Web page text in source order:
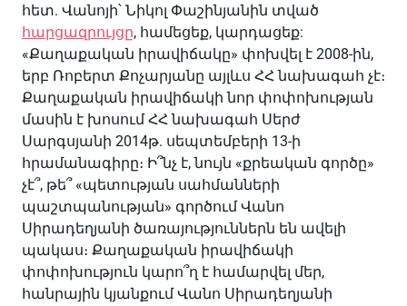
հետ. Վանոյի՝ Նիկոլ Փաշինյանին տված
հարցազրույցը, համեցեք, կարդացեք:
«Քաղաքական իրավիճակը» փոխվել է 2008-ին,
երբ Ռոբերտ Քոչարյանը այլևս ՀՀ նախագահ չէ։
Քաղաքական իրավիճակի նոր փոփոխության
մասին է խոսում ՀՀ նախագահ Սերժ
Սարգսյանի 2014թ. սեպտեմբերի 13-ի
հրամանագիրը։ Ի՞նչ է, նույն «քրեական գործը»
չէ՞, թե՞ «պետության սահմանների
պաշտպանության» գործում Վանո
Սիրադեղյանի ծառայություններն են ավելի
պակաս։ Քաղաքական իրավիճակի
փոփոխություն կարո՞ղ է համարվել մեր,
հանրային կյանքում Վանո Սիրադեղյանի